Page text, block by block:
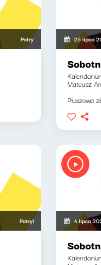
Patryk Rabiega, Weronika25 lipca
Mateusz
Pluszowa
Patryk Rabiega, Weronika4 lipca